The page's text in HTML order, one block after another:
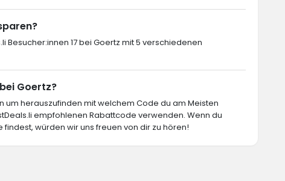
Besucher:innen 17 bei Goertz mit 5 verschiedenen
Goertz?
um herauszufinden mit welchem Code du am Meisten
empfohlenen Rabattcode verwenden. Wenn du
würden wir uns freuen von dir zu hören!